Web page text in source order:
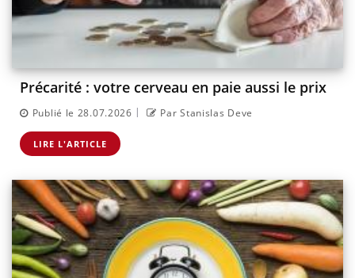
Précarité : votre cerveau en paie aussi le prix
Publié le 28.07.2026 | Par Stanislas Deve
LIRE L'ARTICLE